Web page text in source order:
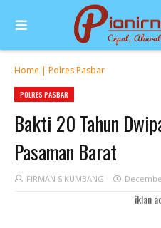
Home | Polres Pasbar
POLRES PASBAR
Bakti 20 Tahun
Pasaman Barat
FIRMAN SIKUMBANG
iklan